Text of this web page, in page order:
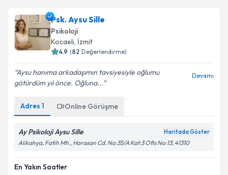
Psk. Aysu Sille
Psikoloji
Kocaeli, İzmit
4.9 (82 Değerlendirme)
Aysu hanıma arkadaşımın tavsiyesiyle oğlumu
götürdüm yıl önce. Oğluna...
Devamı
Adres 1 Online Görüşme
Ay Psikoloji Aysu Sille Haritada Göster
Alikahya, Fatih Mh., Horasan Cd. No:35/A Kat:3 Ofis No:13, 41310
En Yakın Saatler